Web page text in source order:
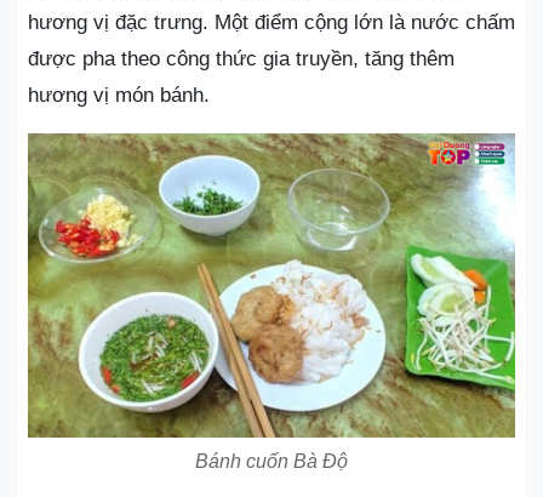
hương vị đặc trưng. Một điểm cộng lớn là nước chấm
được pha theo công thức gia truyền, tăng thêm
hương vị món bánh.
Bánh cuốn Bà Độ